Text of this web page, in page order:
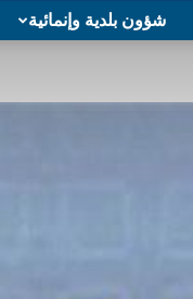
شؤون بلدية وإنمائية